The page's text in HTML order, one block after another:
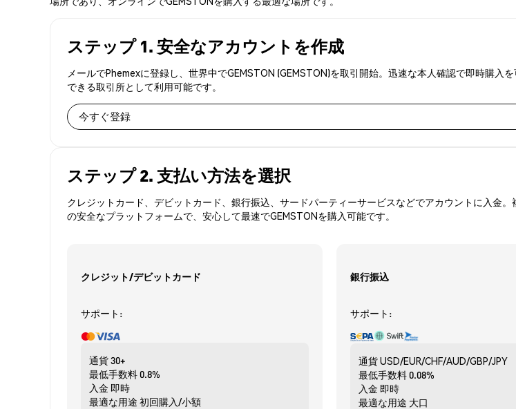
ステップ 1. 安全なアカウントを作成
メールでPhemexに登録し、世界中でGEMSTON (GEMSTON)を取引開始。迅速な本人確認で即時購
できる取引所として利用可能です。
今すぐ登録
ステップ 2. 支払い方法を選択
クレジットカード、デビットカード、銀行振込、サードパーティーサービスなどでアカウントに入金
の安全なプラットフォームで、安心して最速でGEMSTONを購入可能です。
クレジット/デビットカード
サポート:
通貨30+
最低手数料0.8%
入金 即時
最適な用途 初回購入/小額
銀行振込
サポート:
通貨USD/EUR/CHF/AUD/GBP/JPY
最低手数料0.08%
入金 即時
最適な用途 大口